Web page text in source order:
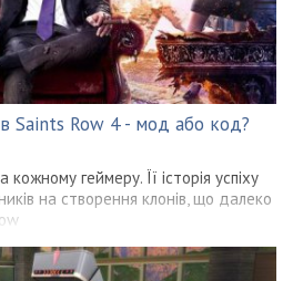
Saints Row 4 - мод або код?
геймеру. Її історія успіху
на створення клонів, що далеко